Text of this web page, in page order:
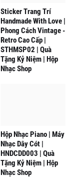
Sticker Trang Trí
Handmade With Love |
Phong Cách Vintage -
Retro Cao Cấp |
STHMSP02 | Quà
Tặng Kỷ Niệm | Hộp
Nhạc Shop
Hộp Nhạc Piano | Máy
Nhạc Dây Cót |
HNDCDD003 | Quà
Tặng Kỷ Niệm | Hộp
Nhạc Shop